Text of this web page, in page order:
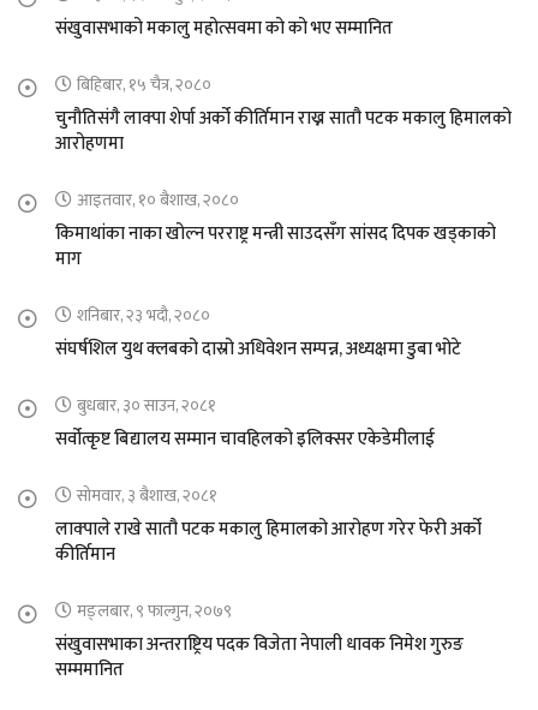
संखुवासभाको मकालु महोत्सवमा को को भए सम्मानित
बिहिबार, १५ चैत्र, २०८०
चुनौतिसंगै लाक्पा शेर्पा अर्को कीर्तिमान राख्न सातौ पटक मकालु हिमालको
आरोहणमा
आइतवार, १० बैशाख, २०८०
किमाथांका नाका खोल्न परराष्ट्र मन्त्री साउदसँग सांसद दिपक खड्काको
माग
शनिबार, २३ भदौ, २०८०
संघर्षशिल युथ क्लबको दास्रो अधिवेशन सम्पन्न, अध्यक्षमा डुबा भोटे
बुधबार, ३० साउन, २०८१
सर्वोत्कृष्ट बिद्यालय सम्मान चावहिलको इलिक्सर एकेडेमीलाई
सोमवार, ३ बैशाख, २०८१
लाक्पाले राखे सातौ पटक मकालु हिमालको आरोहण गरेर फेरी अर्को
कीर्तिमान
मङ्लबार, ९ फाल्गुन, २०७९
संखुवासभाका अन्तराष्ट्रिय पदक विजेता नेपाली धावक निमेश गुरुङ
सम्ममानित